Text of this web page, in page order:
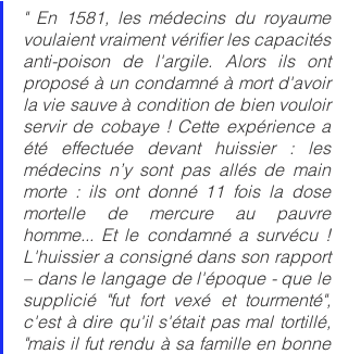
" En 1581, les médecins du royaume
voulaient vraiment vérifier les capacités
anti-poison de l'argile. Alors ils ont
proposé à un condamné à mort d'avoir
la vie sauve à condition de bien vouloir
servir de cobaye ! Cette expérience a
été effectuée devant huissier : les
médecins n’y sont pas allés de main
morte : ils ont donné 11 fois la dose
mortelle de mercure au pauvre
homme... Et le condamné a survécu !
L'huissier a consigné dans son rapport
– dans le langage de l'époque - que le
supplicié "fut fort vexé et tourmenté",
c'est à dire qu'il s'était pas mal tortillé,
"mais il fut rendu à sa famille en bonne